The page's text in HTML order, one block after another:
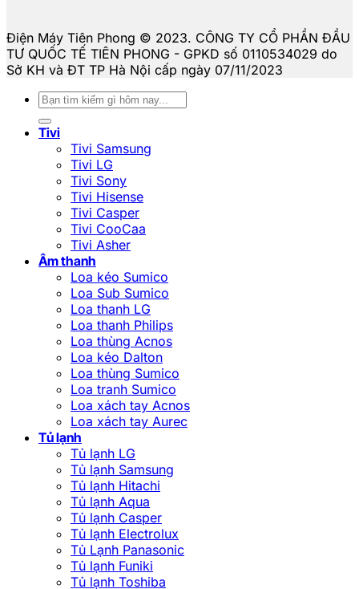
Điện Máy Tiên Phong © 2023. CÔNG TY CỔ PHẦN ĐẦU
TƯ QUỐC TẾ TIÊN PHONG - GPKD số 0110534029 do
Sở KH và ĐT TP Hà Nội cấp ngày 07/11/2023
Tìm
kiếm:
Tivi
Tivi Samsung
Tivi LG
Tivi Sony
Tivi Hisense
Tivi Casper
Tivi CooCaa
Tivi Asher
Âm thanh
Loa kéo Sumico
Loa Sub Sumico
Loa thanh LG
Loa thanh Philips
Loa thùng Acnos
Loa kéo Dalton
Loa thùng Sumico
Loa tranh Sumico
Loa xách tay Acnos
Loa xách tay Aurec
Tủ lạnh
Tủ lạnh LG
Tủ lạnh Samsung
Tủ lạnh Hitachi
Tủ lạnh Aqua
Tủ lạnh Casper
Tủ lạnh Electrolux
Tủ Lạnh Panasonic
Tủ lạnh Funiki
Tủ lạnh Toshiba